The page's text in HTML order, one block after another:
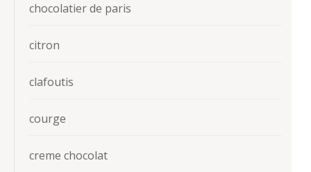
chocolatier de paris
citron
clafoutis
courge
creme chocolat